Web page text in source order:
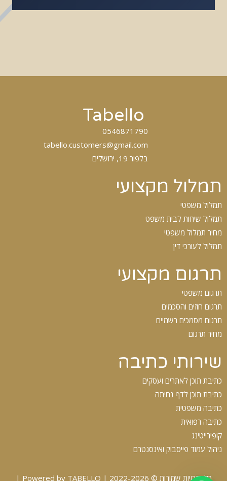
Tabello
0546871790
tabello.customers@gmail.com
בלפור 19, ירושלים
תמלול מקצועי
תמלול משפטי
תמלול שיחות לבית משפט
מחיר תמלול משפטי
תמלול לעורכי דין
תרגום מקצועי
תרגום משפטי
תרגום חוזים והסכמים
תרגום מסמכים רשמיים
מחיר תרגום
שירותי כתיבה
כתיבת תוכן לאתרים ועסקים
כתיבת תוכן לדף נחיתה
כתיבה משפטית
כתיבה רפואית
קופירייטינג
ניהול עמוד פייסבוק ואינסגטרם
כל הזכויות שמורות © 2022-2026 | Powered by TABELLO |